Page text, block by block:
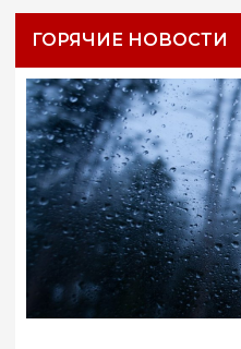
ГОРЯЧИЕ НОВОСТИ